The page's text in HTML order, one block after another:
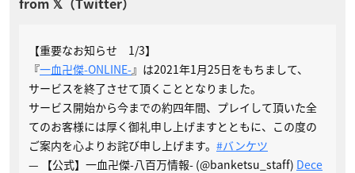
【重要なお知らせ 1/3】
『一血卍傑-ONLINE-』は2021年1月25日をもちまして、
サービスを終了させて頂くこととなりました。
サービス開始から今までの約四年間、プレイして頂いた全
てのお客様には厚く御礼申し上げますとともに、この度の
ご案内を心よりお詫び申し上げます。 #バンケツ
— 【公式】一血卍傑-八百万情報- (@banketsu_staff) Dece